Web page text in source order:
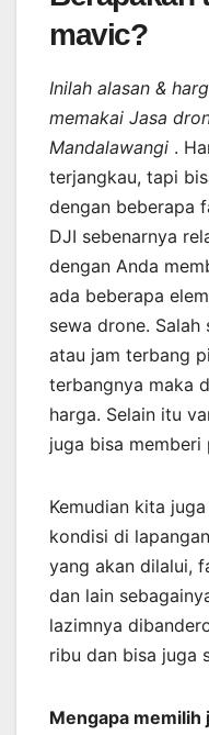
mavic?
Inilah alasan &
memakai Jasa
Mandalawangi .
terjangkau, tapi
dengan beberapa
DJI sebenarnya
dengan Anda
ada beberapa
sewa drone.
atau jam terbang
terbangnya maka
harga. Selain itu
juga bisa memberi
Kemudian kita
kondisi di
yang akan dilalui,
dan lain
lazimnya
ribu dan bisa juga
Mengapa memilih